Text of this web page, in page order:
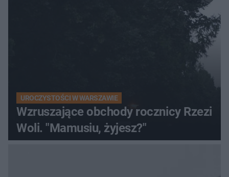
UROCZYSTOŚCI W WARSZAWIE
Wzruszające obchody rocznicy Rzezi
Woli. "Mamusiu, żyjesz?"